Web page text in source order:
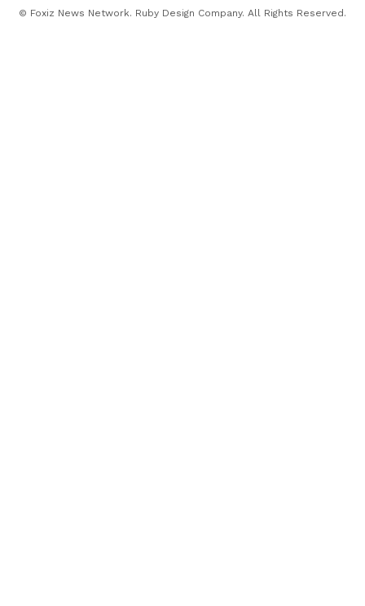
© Foxiz News Network. Ruby Design Company. All Rights Reserved.